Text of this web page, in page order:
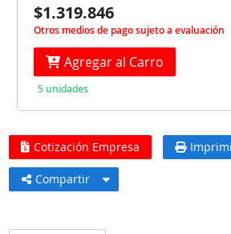
$1.319.846
Otros medios de pago sujeto a evaluación
Agregar al Carro
5 unidades
Cotización Empresa
Compartir